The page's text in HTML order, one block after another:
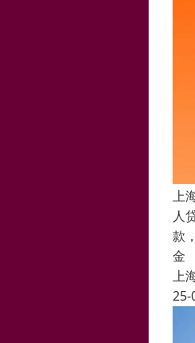
上
人
款
金
上
25-